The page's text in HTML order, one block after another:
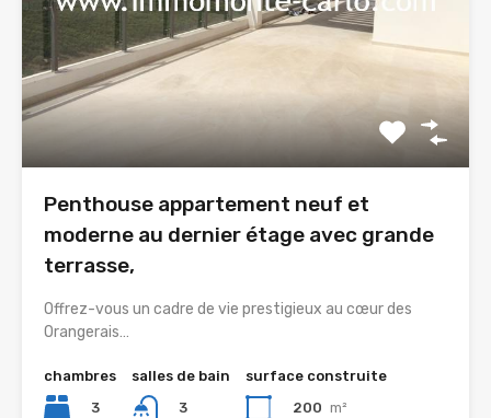
Penthouse appartement neuf et
moderne au dernier étage avec grande
terrasse,
Offrez-vous un cadre de vie prestigieux au cœur des
Orangerais…
chambres
3
salles de bain
3
surface construite
200 m²